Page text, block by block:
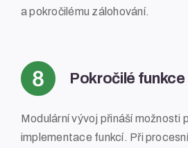
a pokročilému zálohování.
Pokročilé funkce
Modulární vývoj přináší možnosti
implementace funkcí. Při